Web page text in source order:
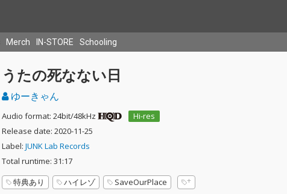
Merch IN-STORE Schooling
うたの死なない日
ゆーきゃん
Audio format: 24bit/48kHz
Hi-res
Release date: 2020-11-25
Label: JUNK Lab Records
Total runtime: 31:17
特典あり
ハイレゾ SaveOurPlace